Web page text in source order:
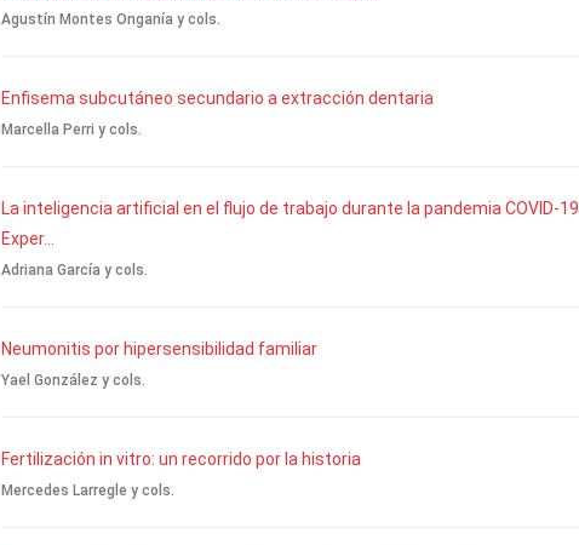
Agustín Montes Onganía y cols.
Enfisema subcutáneo secundario a extracción dentaria
Marcella Perri y cols.
La inteligencia artificial en el flujo de trabajo durante la pandemia COVID-19.
Exper...
Adriana García y cols.
Neumonitis por hipersensibilidad familiar
Yael González y cols.
Fertilización in vitro: un recorrido por la historia
Mercedes Larregle y cols.